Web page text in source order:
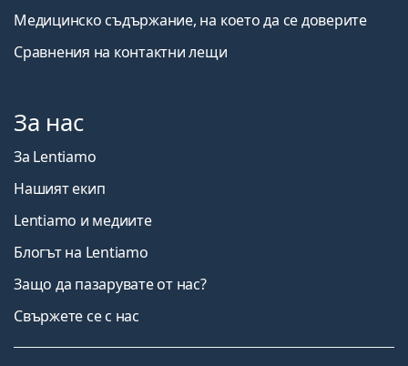
Медицинско съдържание, на което да се доверите
Сравнения на контактни лещи
За нас
За Lentiamo
Нашият екип
Lentiamo и медиите
Блогът на Lentiamo
Защо да пазарувате от нас?
Свържете се с нас